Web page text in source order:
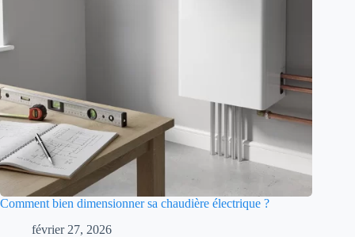
Comment bien dimensionner sa chaudière électrique ?
février 27, 2026